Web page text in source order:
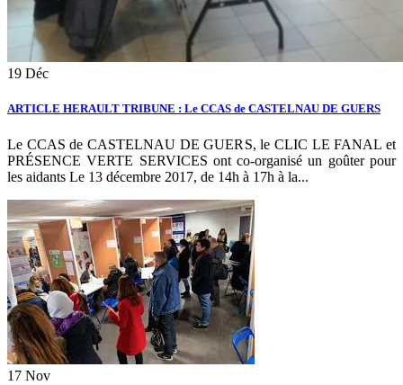
19 Déc
ARTICLE HERAULT TRIBUNE : Le CCAS de CASTELNAU DE GUERS
Le CCAS de CASTELNAU DE GUERS, le CLIC LE FANAL et
PRÉSENCE VERTE SERVICES ont co-organisé un goûter pour
les aidants Le 13 décembre 2017, de 14h à 17h à la...
17 Nov